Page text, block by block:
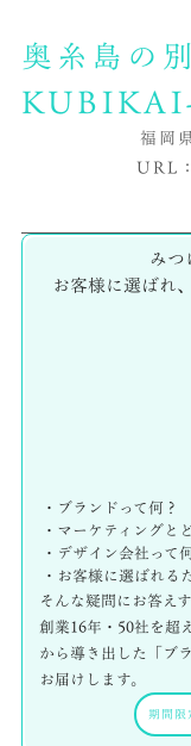
奥糸島の
福岡
URL
み
お客様に選ばれ
・ブランドって何？
・マーケティングと
・デザイン会社って
・お客様に選ばれる
そんな疑問にお答え
創業16年・50社を超
から導き出した「ブ
お届けします。
期間限